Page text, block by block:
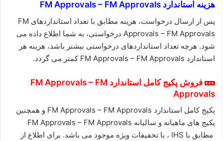
هزینه استاندارد FM Approvals – FM Approvals
پس از ارسال درخواست، هزینه مطابق با تعداد استانداردهای FM
Approvals – FM Approvals درخواستی، به شما اطلاع داده می
شود. هرچه تعداد استانداردهای درخواستی بیشتر باشد، هزینه هر
استاندارد FM Approvals – FM Approvals کمتر می گردد.
فروش پکیج کامل
استاندارد FM Approvals – FM
Approvals
پکیج کامل استاندارد FM Approvals – FM Approvals و همچنین
پکیج های ماهیانه و سالیانه FM Approvals – FM Approvals
مطابق با IHS ، با تخفیفات ویژه موجود می باشد. برای اطلاع از